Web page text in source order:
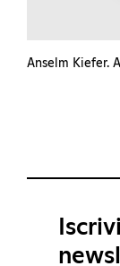
Anselm Kiefer.